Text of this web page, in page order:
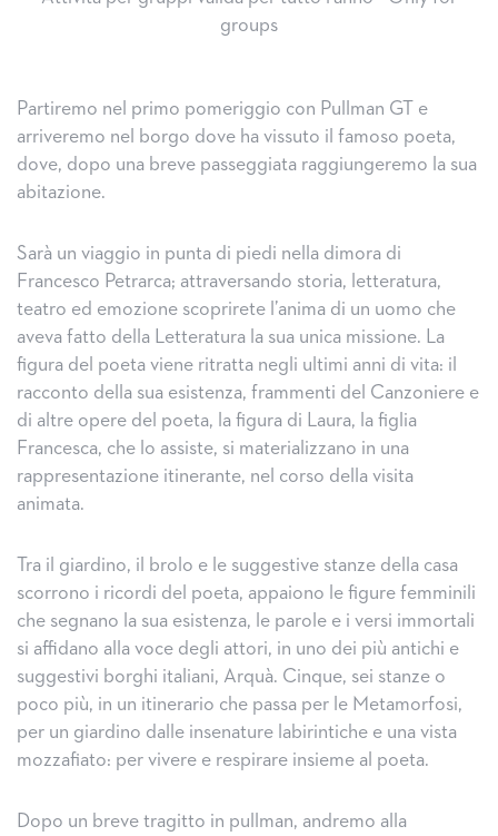
groups
Partiremo nel primo pomeriggio con Pullman GT e
arriveremo nel borgo dove ha vissuto il famoso poeta,
dove, dopo una breve passeggiata raggiungeremo la sua
abitazione.
Sarà un viaggio in punta di piedi nella dimora di
Francesco Petrarca; attraversando storia, letteratura,
teatro ed emozione scoprirete l’anima di un uomo che
aveva fatto della Letteratura la sua unica missione. La
figura del poeta viene ritratta negli ultimi anni di vita: il
racconto della sua esistenza, frammenti del Canzoniere e
di altre opere del poeta, la figura di Laura, la figlia
Francesca, che lo assiste, si materializzano in una
rappresentazione itinerante, nel corso della visita
animata.
Tra il giardino, il brolo e le suggestive stanze della casa
scorrono i ricordi del poeta, appaiono le figure femminili
che segnano la sua esistenza, le parole e i versi immortali
si affidano alla voce degli attori, in uno dei più antichi e
suggestivi borghi italiani, Arquà. Cinque, sei stanze o
poco più, in un itinerario che passa per le Metamorfosi,
per un giardino dalle insenature labirintiche e una vista
mozzafiato: per vivere e respirare insieme al poeta.
Dopo un breve tragitto in pullman, andremo alla